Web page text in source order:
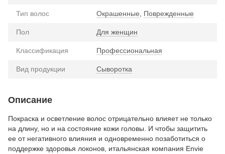
Тип волос Окрашенные, Поврежденные
Пол Для женщин
Классификация Профессиональная
Вид продукции Сыворотка
Описание
Покраска и осветление волос отрицательно влияет не только
на длину, но и на состояние кожи головы. И чтобы защитить
ее от негативного влияния и одновременно позаботиться о
поддержке здоровья локонов, итальянская компания Envie